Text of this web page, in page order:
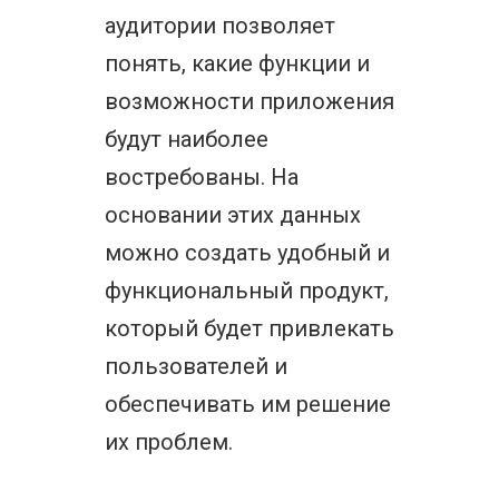
аудитории позволяет
понять, какие функции и
возможности приложения
будут наиболее
востребованы. На
основании этих данных
можно создать удобный и
функциональный продукт,
который будет привлекать
пользователей и
обеспечивать им решение
их проблем.